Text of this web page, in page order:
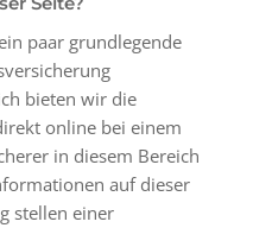
paar grundlegende
bieten wir die
online bei einem
in diesem Bereich
auf dieser
stellen einer